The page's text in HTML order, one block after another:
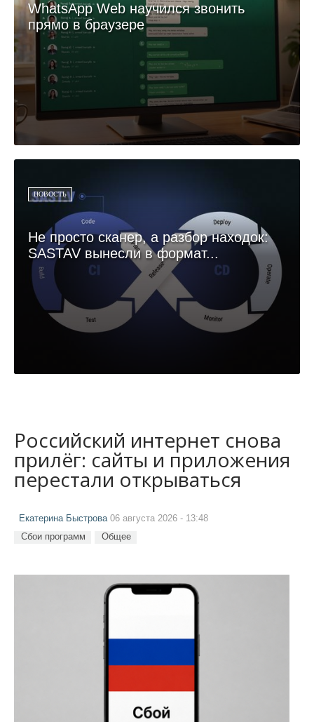
WhatsApp Web научился звонить
прямо в браузере
НОВОСТЬ
Не просто сканер, а разбор находок:
SASTAV вынесли в формат...
Российский интернет снова
прилёг: сайты и приложения
перестали открываться
Екатерина Быстрова06 августа 2026 - 13:48
Сбои программ Общее